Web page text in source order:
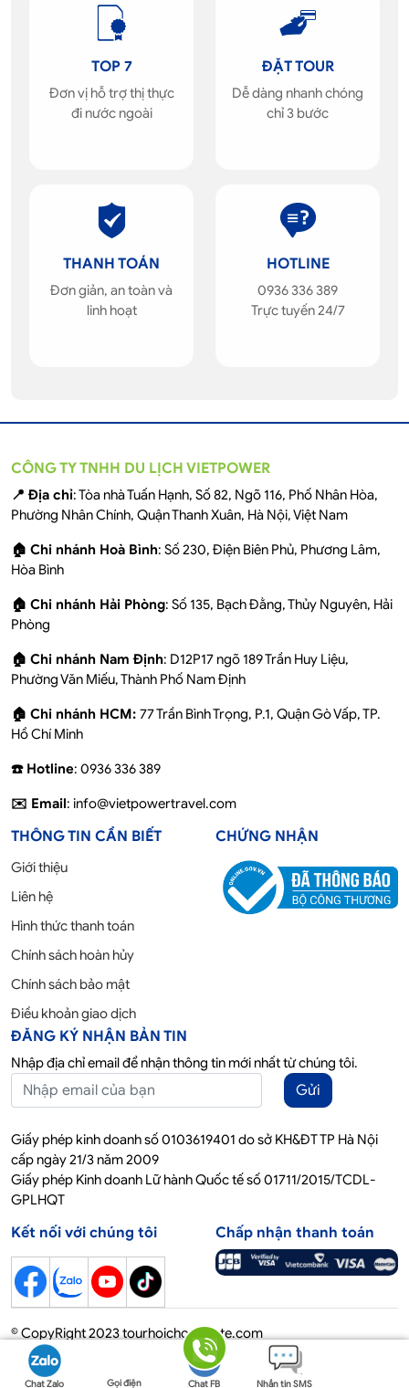
Chat Zalo Gọi điện Chat FB Nhắn tin SMS
TOP 7
Đơn vị hỗ trợ thị thực
đi nước ngoài
ĐẶT TOUR
Dễ dàng nhanh chóng
chỉ 3 bước
THANH TOÁN
Đơn giản, an toàn và
linh hoạt
HOTLINE
0936 336 389
Trực tuyến 24/7
CÔNG TY TNHH DU LỊCH VIETPOWER
📍 Địa chỉ: Tòa nhà Tuấn Hạnh, Số 82, Ngõ 116, Phố Nhân Hòa,
Phường Nhân Chính, Quận Thanh Xuân, Hà Nội, Việt Nam
🏠 Chi nhánh Hoà Bình: Số 230, Điện Biên Phủ, Phương Lâm,
Hòa Bình
🏠 Chi nhánh Hải Phòng: Số 135, Bạch Đằng, Thủy Nguyên, Hải
Phòng
🏠 Chi nhánh Nam Định: D12P17 ngõ 189 Trần Huy Liệu,
Phường Văn Miếu, Thành Phố Nam Định
🏠 Chi nhánh HCM: 77 Trần Bình Trọng, P.1, Quận Gò Vấp, TP.
Hồ Chí Minh
☎️ Hotline: 0936 336 389
✉️ Email: info@vietpowertravel.com
THÔNG TIN CẦN BIẾT
Giới thiệu
Liên hệ
Hình thức thanh toán
Chính sách hoàn hủy
Chính sách bảo mật
Điều khoản giao dịch
CHỨNG NHẬN
ĐĂNG KÝ NHẬN BẢN TIN
Nhập địa chỉ email để nhận thông tin mới nhất từ chúng tôi.
Gửi
Giấy phép kinh doanh số 0103619401 do sở KH&ĐT TP Hà Nội
cấp ngày 21/3 năm 2009
Giấy phép Kinh doanh Lữ hành Quốc tế số 01711/2015/TCDL-
GPLHQT
Kết nối với chúng tôi Chấp nhận thanh toán
© CopyRight 2023 tourhoichoquocte.com